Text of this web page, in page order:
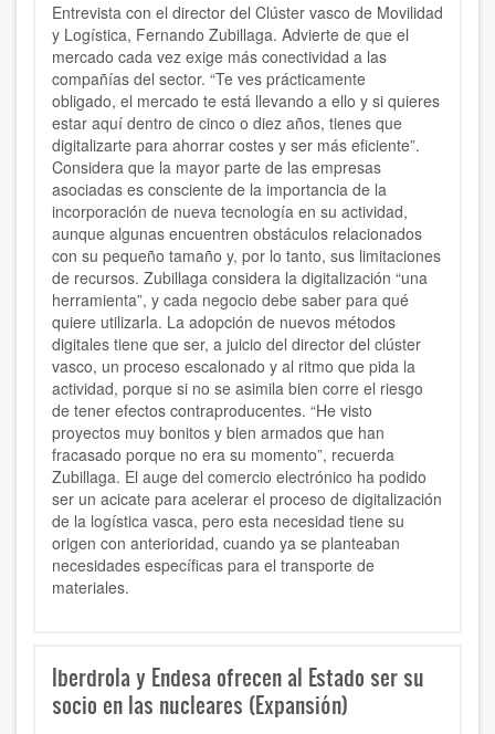
Entrevista con el director del Clúster vasco de Movilidad
y Logística, Fernando Zubillaga. Advierte de que el
mercado cada vez exige más conectividad a las
compañías del sector. “Te ves prácticamente
obligado, el mercado te está llevando a ello y si quieres
estar aquí dentro de cinco o diez años, tienes que
digitalizarte para ahorrar costes y ser más eficiente”.
Considera que la mayor parte de las empresas
asociadas es consciente de la importancia de la
incorporación de nueva tecnología en su actividad,
aunque algunas encuentren obstáculos relacionados
con su pequeño tamaño y, por lo tanto, sus limitaciones
de recursos. Zubillaga considera la digitalización “una
herramienta”, y cada negocio debe saber para qué
quiere utilizarla. La adopción de nuevos métodos
digitales tiene que ser, a juicio del director del clúster
vasco, un proceso escalonado y al ritmo que pida la
actividad, porque si no se asimila bien corre el riesgo
de tener efectos contraproducentes. “He visto
proyectos muy bonitos y bien armados que han
fracasado porque no era su momento”, recuerda
Zubillaga. El auge del comercio electrónico ha podido
ser un acicate para acelerar el proceso de digitalización
de la logística vasca, pero esta necesidad tiene su
origen con anterioridad, cuando ya se planteaban
necesidades específicas para el transporte de
materiales.
Iberdrola y Endesa ofrecen al Estado ser su
socio en las nucleares (Expansión)